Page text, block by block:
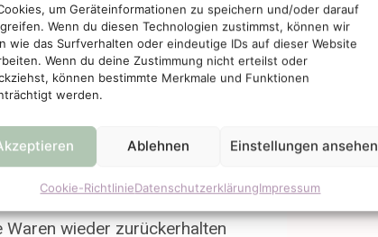
um Geräteinformationen zu speichern und/oder darauf
Wenn du diesen Technologien zustimmst, können wir
wie das Surfverhalten oder eindeutige IDs auf dieser Website
Wenn du deine Zustimmung nicht erteilst oder
können bestimmte Merkmale und Funktionen
werden.
Ablehnen Einstellungen ansehen
Cookie-RichtlinieDatenschutzerklärungImpressum
Art der Lieferung als die von
haben), unverzüglich und
an dem die
eingegangen ist. Für diese
das Sie bei der ursprünglichen
wurde ausdrücklich etwas
dieser Rückzahlung Entgelte
wieder zurückerhalten